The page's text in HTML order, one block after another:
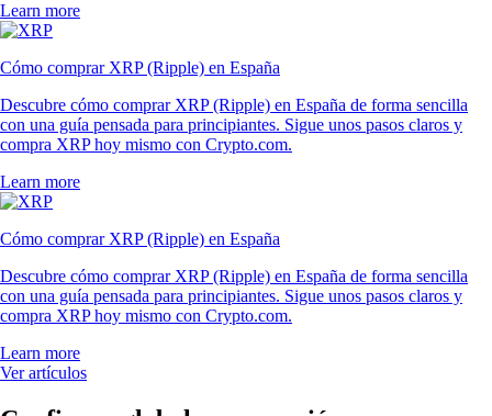
Learn more
Cómo comprar XRP (Ripple) en España
Descubre cómo comprar XRP (Ripple) en España de forma sencilla
con una guía pensada para principiantes. Sigue unos pasos claros y
compra XRP hoy mismo con Crypto.com.
Learn more
Cómo comprar XRP (Ripple) en España
Descubre cómo comprar XRP (Ripple) en España de forma sencilla
con una guía pensada para principiantes. Sigue unos pasos claros y
compra XRP hoy mismo con Crypto.com.
Learn more
Ver artículos